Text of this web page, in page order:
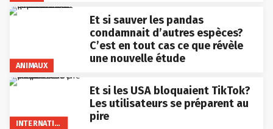
ANIMAUX
Et si sauver les pandas
condamnait d’autres espèces?
C’est en tout cas ce que révèle
une nouvelle étude
INTERNATIONAL
Et si les USA bloquaient TikTok?
Les utilisateurs se préparent au
pire